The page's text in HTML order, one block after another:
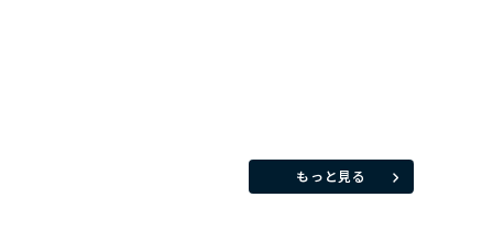
もっと見る